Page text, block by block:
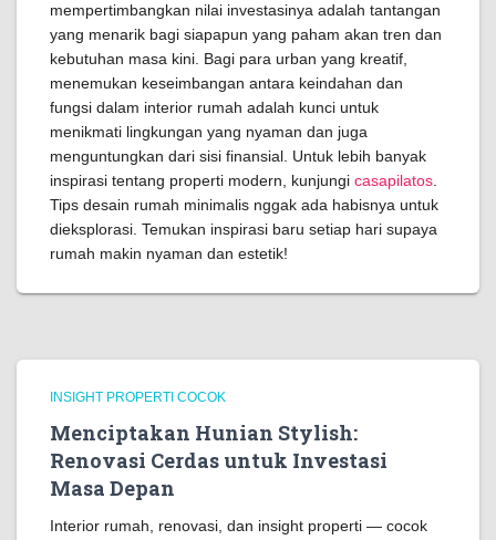
mempertimbangkan nilai investasinya adalah tantangan
yang menarik bagi siapapun yang paham akan tren dan
kebutuhan masa kini. Bagi para urban yang kreatif,
menemukan keseimbangan antara keindahan dan
fungsi dalam interior rumah adalah kunci untuk
menikmati lingkungan yang nyaman dan juga
menguntungkan dari sisi finansial. Untuk lebih banyak
inspirasi tentang properti modern, kunjungi casapilatos
Tips desain rumah minimalis nggak ada habisnya untuk
dieksplorasi. Temukan inspirasi baru setiap hari supaya
rumah makin nyaman dan estetik!
INSIGHT PROPERTI COCOK
Menciptakan Hunian Stylish:
Renovasi Cerdas untuk Investasi
Masa Depan
Interior rumah, renovasi, dan insight properti — cocok